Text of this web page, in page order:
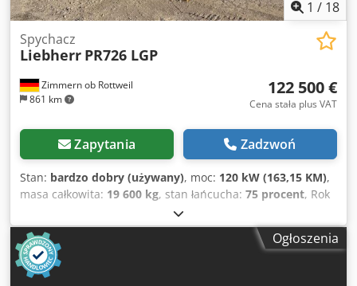
1 / 18
Zimmern ob Rottweil
861 km
Spychacz
Liebherr PR726 LGP
122 500 €
Cena stała plus VAT
Zapytania Zadzwoń
Stan: bardzo dobry (używany), moc: 120 kW (163,15 KM),
masa całkowita: 19 600 kg, stan łańcucha: 75 procent, Rok
, godziny pracy:3 155 h
klimatyzacja, LIEBHERR PR726 LGP Rok produkcji: 2018
Liczba przepracowanych godzin: 3155 godz. Kabina
zamknięta Klimatyzacja Radio Stan podwozia: 70–80%
Szerokość płyt podłogowych: 810 mm Tabliczka PAT
Ogłoszenia